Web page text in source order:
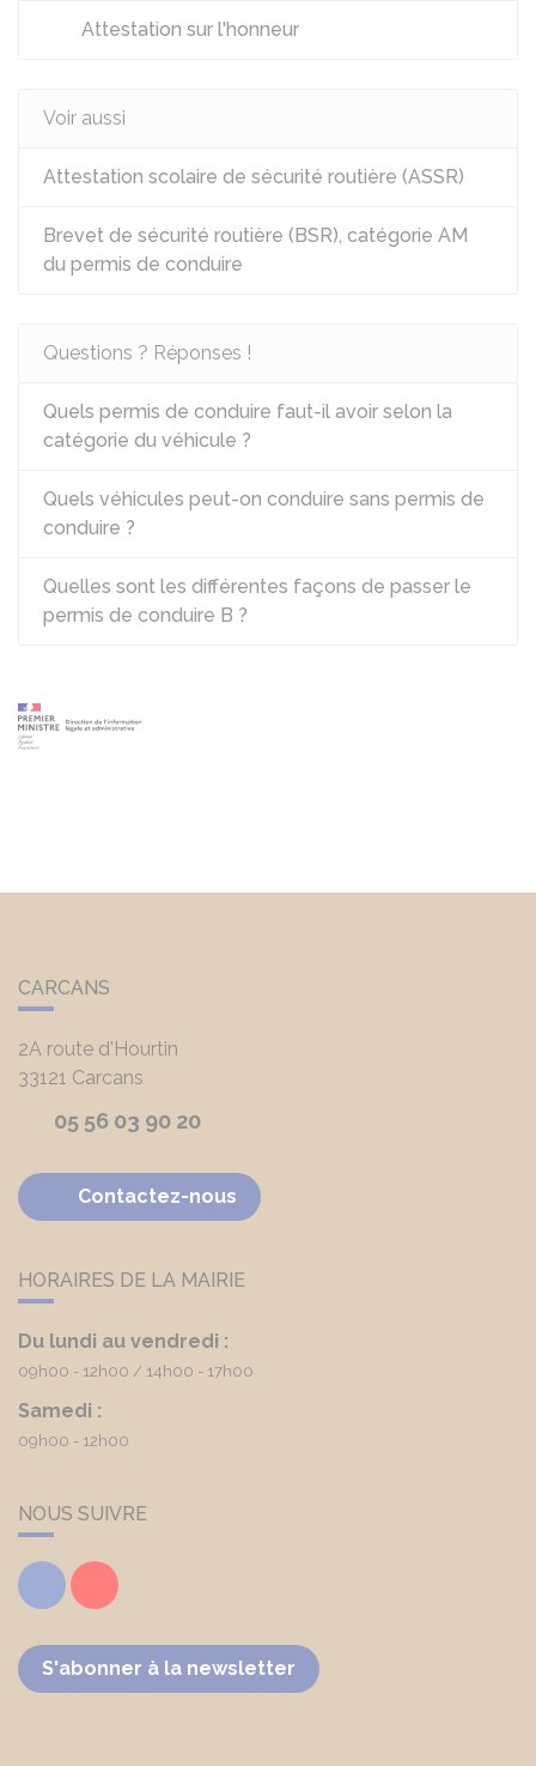
Attestation sur l'honneur
Voir aussi
Attestation scolaire de sécurité routière (ASSR)
Brevet de sécurité routière (BSR), catégorie AM
du permis de conduire
Questions ? Réponses !
Quels permis de conduire faut-il avoir selon la
catégorie du véhicule ?
Quels véhicules peut-on conduire sans permis de
conduire ?
Quelles sont les différentes façons de passer le
permis de conduire B ?
CARCANS
2A route d'Hourtin
33121 Carcans
05 56 03 90 20
Contactez-nous
HORAIRES DE LA MAIRIE
Du lundi au vendredi :
09h00 - 12h00 14h00 - 17h00
Samedi :
09h00 - 12h00
NOUS SUIVRE
FacebookYoutube
S'abonner à la newsletter